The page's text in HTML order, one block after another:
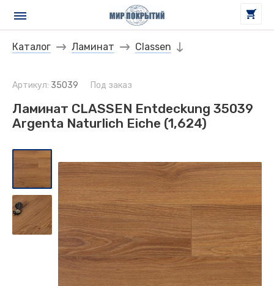
Каталог Ламинат Classen
Артикул: 35039 Под заказ
Ламинат CLASSEN Entdeckung 35039
Argenta Naturlich Eiche (1,624)